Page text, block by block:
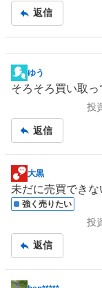
返信
掲
示
事
ゆう
そろそろ買い取
投
返信
掲
示
板
大黒
未だに売買できな
強く売りたい
投
返信